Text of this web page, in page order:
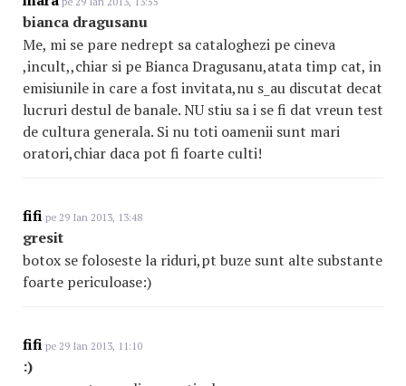
bianca dragusanu
Me, mi se pare nedrept sa cataloghezi pe cineva
,incult,,chiar si pe Bianca Dragusanu,atata timp cat, in
emisiunile in care a fost invitata,nu s_au discutat decat
lucruri destul de banale. NU stiu sa i se fi dat vreun test
de cultura generala. Si nu toti oamenii sunt mari
oratori,chiar daca pot fi foarte culti!
fifi pe 29 Ian 2013, 13:48
gresit
botox se foloseste la riduri,pt buze sunt alte substante
foarte periculoase:)
fifi pe 29 Ian 2013, 11:10
:)